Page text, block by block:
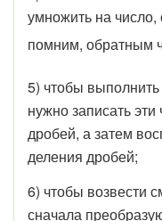
умножить на
помним, обратным
5) чтобы
нужно записать
дробей, а затем
деления дробей;
6) чтобы возвести
сначала